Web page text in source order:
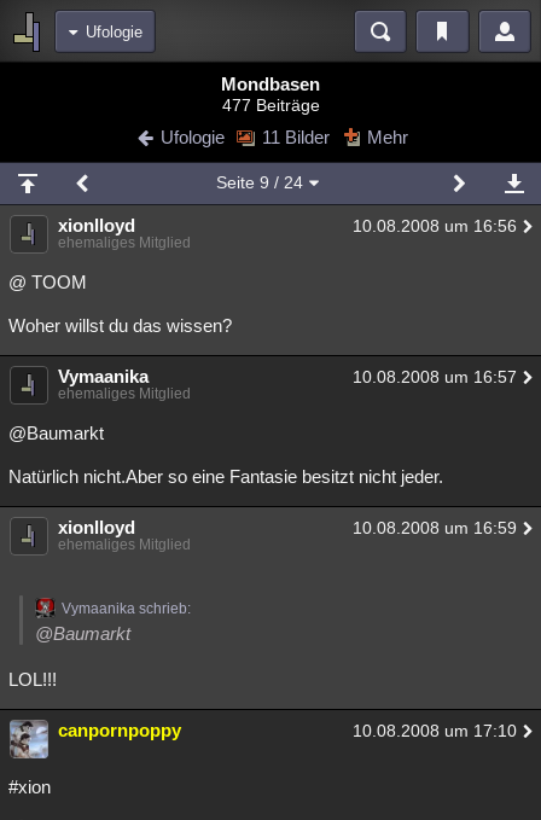
Ufologie
Blogs Videos
Chat Wiki Neuigkeiten
meine Rubriken
Menschen Wissenschaft Mystery Kriminalfälle
Spiritualität
Natur Umfragen Unterhaltung
weitere Rubriken
Philosophie Träume
Übersichten
Lesenswert Schlüsselwörter
Mondbasen
477 Beiträge
Ufologie 11 Bilder Mehr
Seite 9 / 24
xionlloyd 10.08.2008 um 16:56
ehemaliges Mitglied
@ TOOM
Woher willst du das wissen?
Vymaanika 10.08.2008 um 16:57
ehemaliges Mitglied
@Baumarkt
Natürlich nicht.Aber so eine Fantasie besitzt nicht jeder.
xionlloyd 10.08.2008 um 16:59
ehemaliges Mitglied
Vymaanika schrieb:
@Baumarkt
LOL!!!
canpornpoppy 10.08.2008 um 17:10
#xion